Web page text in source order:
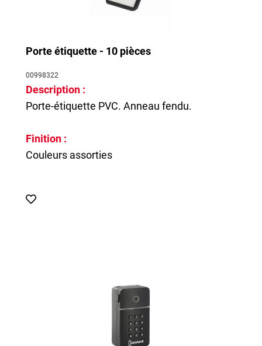
Porte étiquette - 10 pièces
00998322
Description :
Porte-étiquette PVC. Anneau fendu.
Finition :
Couleurs assorties